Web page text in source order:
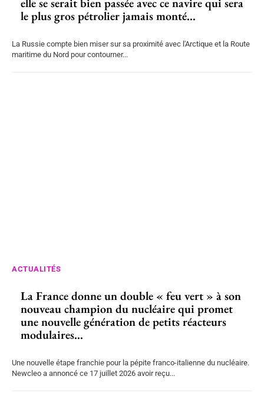
le plus gros pétrolier jamais monté...
La Russie compte bien miser sur sa proximité avec l'Arctique et la Route
maritime du Nord pour contourner...
ACTUALITÉS
La France donne un double « feu vert » à son
nouveau champion du nucléaire qui promet
une nouvelle génération de petits réacteurs
modulaires...
Une nouvelle étape franchie pour la pépite franco-italienne du nucléaire.
Newcleo a annoncé ce 17 juillet 2026 avoir reçu...